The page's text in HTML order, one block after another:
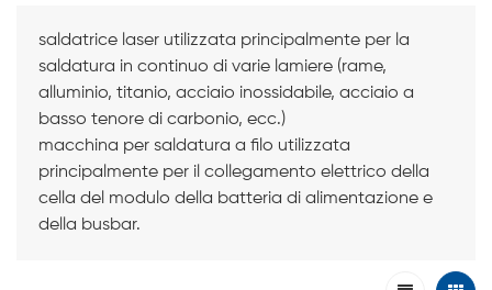
saldatrice laser utilizzata principalmente per la
saldatura in continuo di varie lamiere (rame,
alluminio, titanio, acciaio inossidabile, acciaio a
basso tenore di carbonio, ecc.)
macchina per saldatura a filo utilizzata
principalmente per il collegamento elettrico della
cella del modulo della batteria di alimentazione e
della busbar.